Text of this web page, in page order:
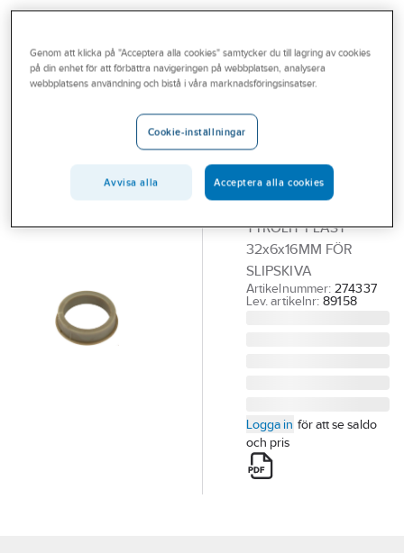
Outlet
Branscher TYROLIT
Keramiska
slipskivor
REDUCERINGSRING
TYROLIT PLAST
32x6x16MM FÖR
SLIPSKIVA
Artikelnummer: 274337
Lev. artikelnr: 89158
Logga in för att se saldo
och pris
Genom att klicka på "Acceptera alla cookies" samtycker du till lagring av cookies
på din enhet för att förbättra navigeringen på webbplatsen, analysera
webbplatsens användning och bistå i våra marknadsföringsinsatser.
Cookie-inställningar
Avvisa alla Acceptera alla cookies